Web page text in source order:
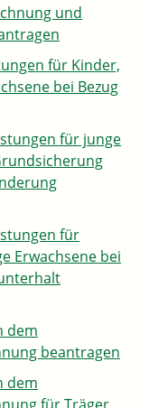
und
für Kinder,
bei Bezug
für junge
für
Erwachsene bei
dem
beantragen
dem